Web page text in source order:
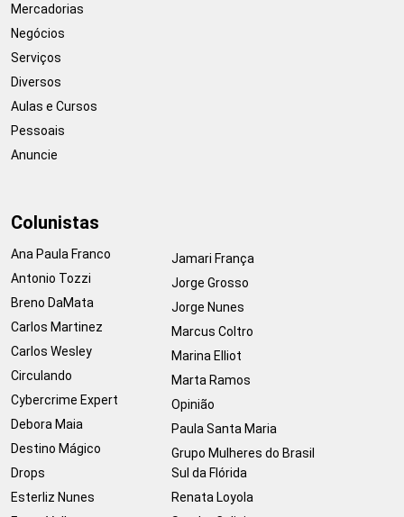
Mercadorias
Negócios
Serviços
Diversos
Aulas e Cursos
Pessoais
Anuncie
Colunistas
Ana Paula Franco
Antonio Tozzi
Breno DaMata
Carlos Martinez
Carlos Wesley
Circulando
Cybercrime Expert
Debora Maia
Destino Mágico
Drops
Esterliz Nunes
Jamari França
Jorge Grosso
Jorge Nunes
Marcus Coltro
Marina Elliot
Marta Ramos
Opinião
Paula Santa Maria
Grupo Mulheres do Brasil
Sul da Flórida
Renata Loyola